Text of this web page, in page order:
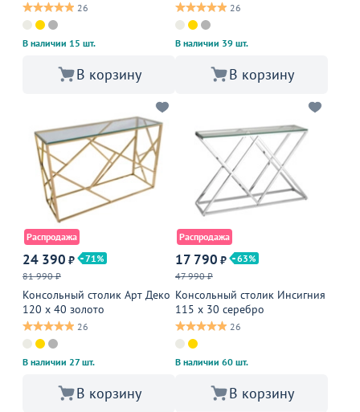
26
В наличии 15 шт.
В корзину
26
В наличии 39 шт.
В корзину
Распродажа
24 390 ₽
71
81 990 ₽
Консольный столик Арт Деко
120 х 40 золото
26
В наличии 27 шт.
В корзину
Распродажа
17 790 ₽
63
47 990 ₽
Консольный столик Инсигния
115 х 30 серебро
26
В наличии 60 шт.
В корзину